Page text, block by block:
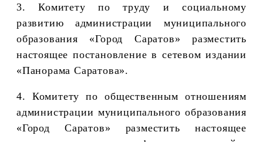
3. Комитету по труду и социальному
развитию администрации муниципального
образования «Город Саратов» разместить
настоящее постановление в сетевом издании
«Панорама Саратова».
4. Комитету по общественным отношениям
администрации муниципального образования
«Город Саратов» разместить настоящее